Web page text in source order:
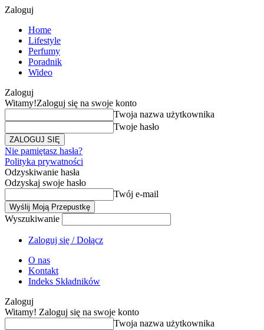
Zaloguj
Home
Lifestyle
Perfumy
Poradnik
Wideo
Zaloguj
Witamy!Zaloguj się na swoje konto
Twoja nazwa użytkownika
Twoje hasło
Nie pamiętasz hasła?
Polityka prywatności
Odzyskiwanie hasła
Odzyskaj swoje hasło
Twój e-mail
Wyszukiwanie
Zaloguj się / Dołącz
O nas
Kontakt
Indeks Składników
Zaloguj
Witamy! Zaloguj się na swoje konto
Twoja nazwa użytkownika